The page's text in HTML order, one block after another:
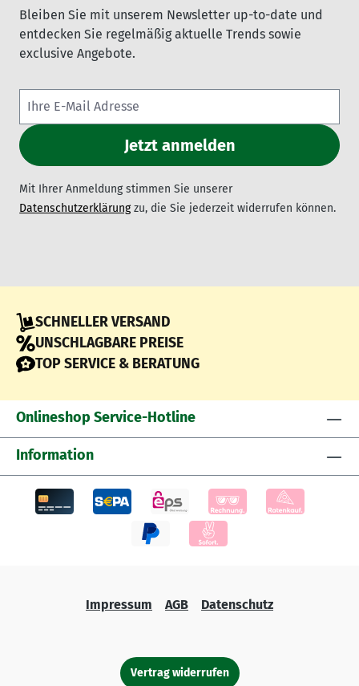
Bleiben Sie mit unserem Newsletter up-to-date und
entdecken Sie regelmäßig aktuelle Trends sowie
exclusive Angebote.
Mit Ihrer Anmeldung stimmen Sie unserer
Datenschutzerklärungzu, die Sie jederzeit widerrufen können.
SCHNELLER VERSAND
UNSCHLAGBARE PREISE
TOP SERVICE & BERATUNG
Onlineshop Service-Hotline
Information
Impressum AGB Datenschutz
Vertrag widerrufen